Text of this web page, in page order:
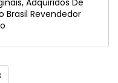
Adquiridos De
Brasil Revendedor